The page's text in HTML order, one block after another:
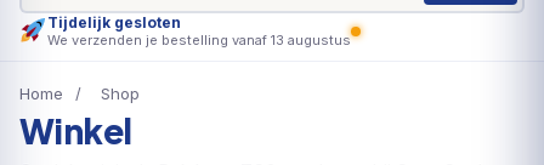
Tijdelijk gesloten
We verzenden je bestelling vanaf 13 augustus
Home / Shop
Winkel